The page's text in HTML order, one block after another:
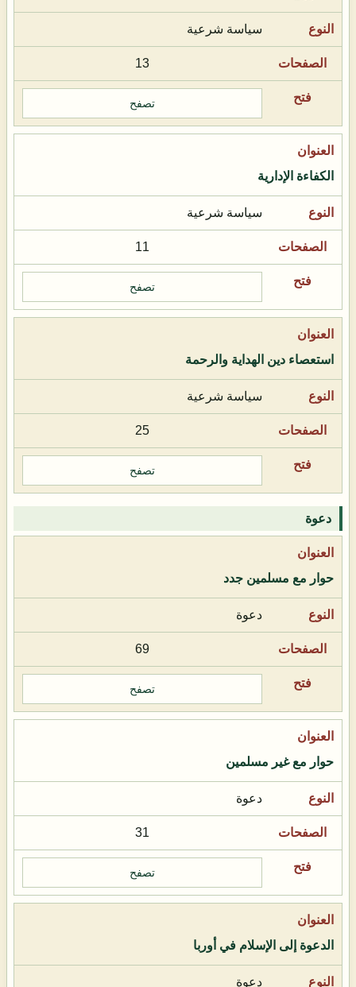
سياسة شرعية
13
تصفح
الكفاءة الإدارية
سياسة شرعية
11
تصفح
استعصاء دين الهداية والرحمة
سياسة شرعية
25
تصفح
دعوة
حوار مع مسلمين جدد
دعوة
69
تصفح
حوار مع غير مسلمين
دعوة
31
تصفح
الدعوة إلى الإسلام في أوربا
دعوة